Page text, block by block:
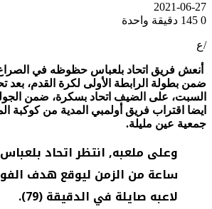
2021-06-27
0
دقيقة واحدة
/ع
أنعش فريق اتحاد بلعباس حظوظه في
ضمن بطولة الرابطة الأولى لكرة القدم، بعد
ايضا اقتراب فريق أولمبي المدية من كوكبة
جمعية عين مليلة.
وعلى ملعبه, انتظر اتحاد
ساعة من الزمن ليوقع هدف
لاعبه صايلة في الدقيقة (79).